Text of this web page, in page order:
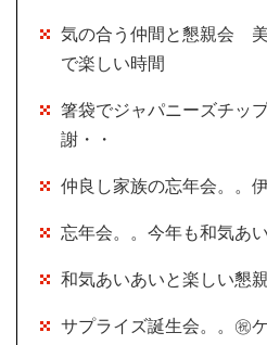
気の合う仲間と懇親会
で楽しい時間
箸袋でジャパニーズチッ
謝・・
仲良し家族の忘年会。。
忘年会。。今年も和気あ
和気あいあいと楽しい懇
サプライズ誕生会。。㊗